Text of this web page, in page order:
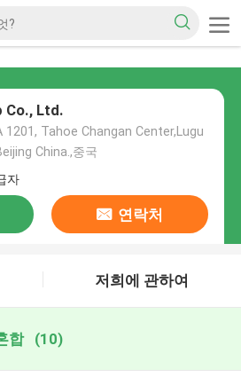
Co., Ltd.
1201, Tahoe Changan Center,Lugu
China.,중국
자
연락처
저희에 관하여
합 (10)